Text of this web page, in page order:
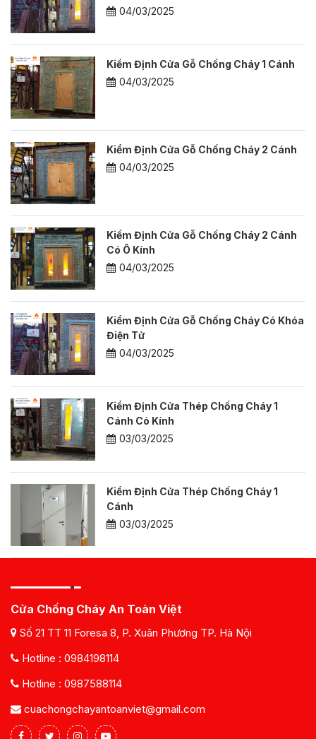
04/03/2025
Kiểm Định Cửa Gỗ Chống Cháy 1 Cánh
04/03/2025
Kiểm Định Cửa Gỗ Chống Cháy 2 Cánh
04/03/2025
Kiểm Định Cửa Gỗ Chống Cháy 2 Cánh
Có Ô Kính
04/03/2025
Kiểm Định Cửa Gỗ Chống Cháy Có Khóa
Điện Tử
04/03/2025
Kiểm Định Cửa Thép Chống Cháy 1
Cánh Có Kính
03/03/2025
Kiểm Định Cửa Thép Chống Cháy 1
Cánh
03/03/2025
Cửa Chống Cháy An Toàn Việt
Số 21 TT 11 Foresa 8, P. Xuân Phương TP. Hà Nội
Hotline : 0984198114
Hotline : 0987588114
cuachongchayantoanviet@gmail.com